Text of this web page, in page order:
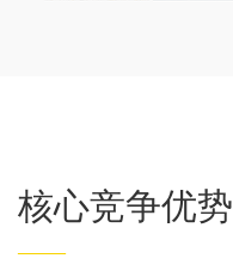
核心竞争优势
——